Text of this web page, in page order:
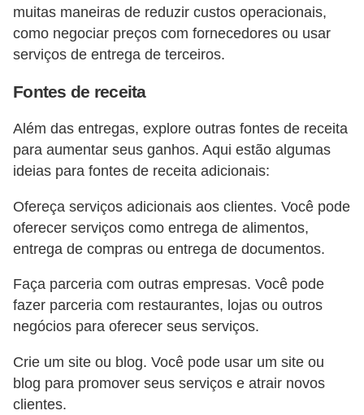
muitas maneiras de reduzir custos operacionais,
como negociar preços com fornecedores ou usar
serviços de entrega de terceiros.
Fontes de receita
Além das entregas, explore outras fontes de receita
para aumentar seus ganhos. Aqui estão algumas
ideias para fontes de receita adicionais:
Ofereça serviços adicionais aos clientes. Você pode
oferecer serviços como entrega de alimentos,
entrega de compras ou entrega de documentos.
Faça parceria com outras empresas. Você pode
fazer parceria com restaurantes, lojas ou outros
negócios para oferecer seus serviços.
Crie um site ou blog. Você pode usar um site ou
blog para promover seus serviços e atrair novos
clientes.